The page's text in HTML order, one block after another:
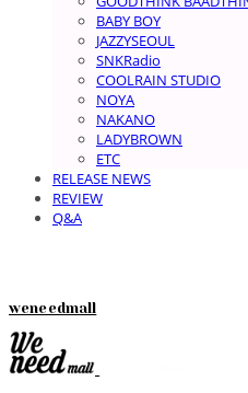
BABY BOY
JAZZYSEOUL
SNKRadio
COOLRAIN STUDIO
NOYA
NAKANO
LADYBROWN
ETC
RELEASE NEWS
REVIEW
Q&A
weneedmall